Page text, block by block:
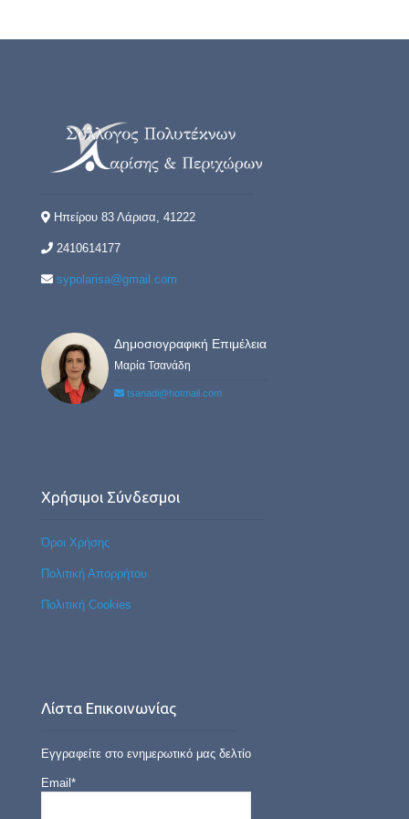
Ηπείρου 83 Λάρισα, 41222
2410614177
sypolarisa@gmail.com
Δημοσιογραφική Επιμέλεια
Μαρία Τσανάδη
tsanadi@hotmail.com
Χρήσιμοι Σύνδεσμοι
Όροι Χρήσης
Πολιτική Απορρήτου
Πολιτική Cookies
Λίστα Επικοινωνίας
Εγγραφείτε στο ενημερωτικό μας δελτίο
Email*